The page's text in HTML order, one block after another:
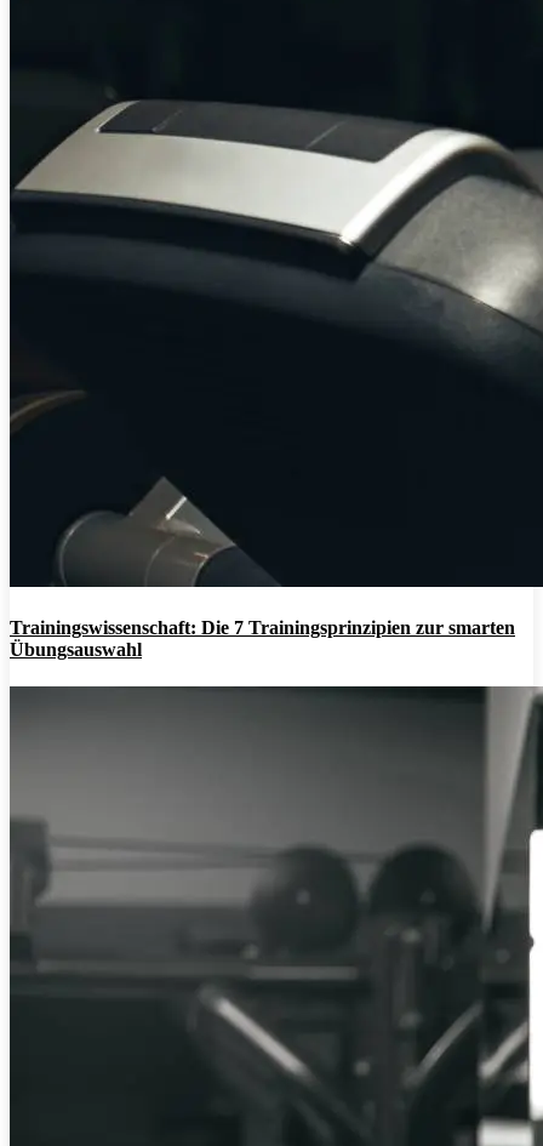
Trainingswissenschaft: Die 7 Trainingsprinzipien zur smarten
Übungsauswahl